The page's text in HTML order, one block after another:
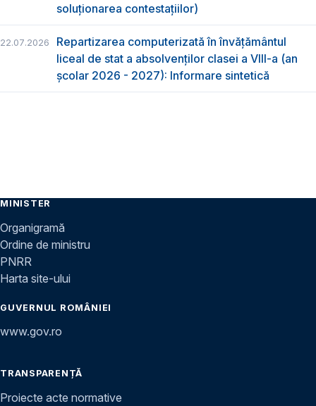
soluționarea contestațiilor)
22.07.2026
Repartizarea computerizată în învăţământul
liceal de stat a absolvenţilor clasei a VIII-a (an
școlar 2026 - 2027): Informare sintetică
MINISTER
Organigramă
Ordine de ministru
PNRR
Harta site-ului
GUVERNUL ROMÂNIEI
www.gov.ro
TRANSPARENȚĂ
Proiecte acte normative